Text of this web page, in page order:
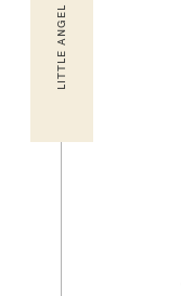
LITTLE ANGEL